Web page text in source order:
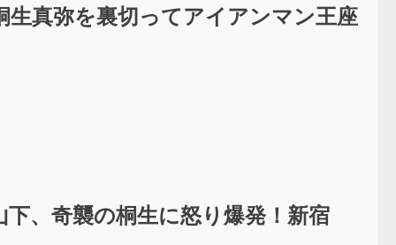
真弥を裏切ってアイアンマン王座
、奇襲の桐生に怒り爆発！新宿